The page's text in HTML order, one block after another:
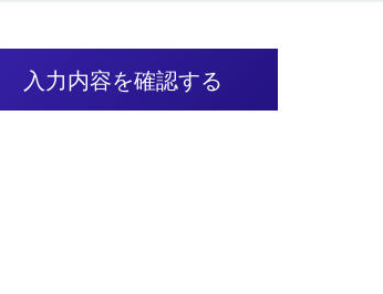
行なうために当社が業務を委託する業者に